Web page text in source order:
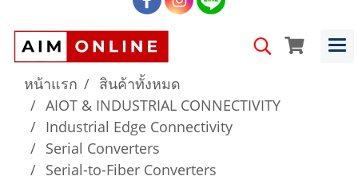
หน้าแรก
สินค้าทั้งหมด
AIOT & INDUSTRIAL CONNECTIVITY
Industrial Edge Connectivity
Serial Converters
Serial-to-Fiber Converters